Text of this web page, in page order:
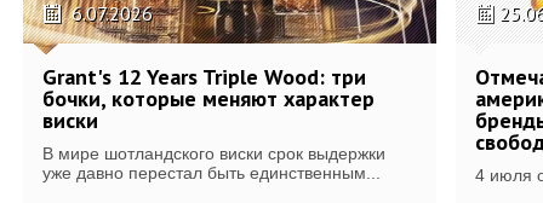
6.07.2026
Grant's 12 Years Triple Wood: три
бочки, которые меняют характер
виски
В мире шотландского виски срок выдержки
уже давно перестал быть единственным...
4 июля